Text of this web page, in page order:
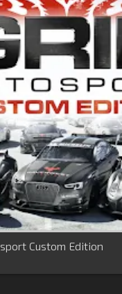
Custom Edition